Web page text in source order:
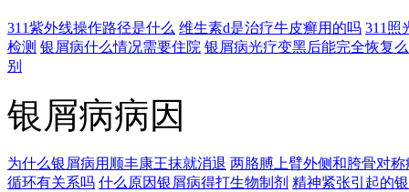
311紫外线操作路径是什么 维生素d是治疗牛皮癣用的吗 311照
检测 银屑病什么情况需要住院 银屑病光疗变黑后能完全恢复么
别
银屑病病因
为什么银屑病用顺丰康王抹就消退 两胳膊上臂外侧和胯骨对
循环有关系吗 什么原因银屑病得打生物制剂 精神紧张引起的